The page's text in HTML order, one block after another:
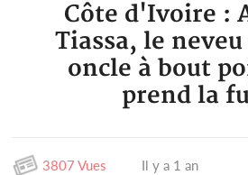
Côte d'Ivoire :
Tiassa, le
oncle à bout
prend la
3807 Vues Il y a 1 an